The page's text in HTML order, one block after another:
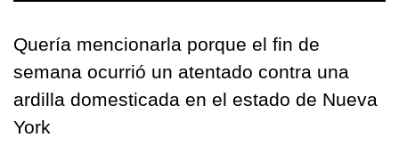
Quería mencionarla porque el fin de
semana ocurrió un atentado contra una
ardilla domesticada en el estado de Nueva
York